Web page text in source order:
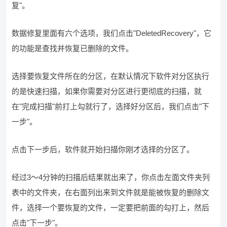
复"。
数据修复里面有六个选项，我们点击"DeletedRecovery"，它
的功能是查找并恢复已删除的文件。
选择要恢复文件所在的分区，在默认情况下软件对分区执行
的是快速扫描，如果你需要对分区进行更彻底的扫描，就
在"完成扫描"前打上勾就行了，选择好分区后，我们点击"下
一步"。
点击下一步后，软件就开始扫描你刚才选择的分区了。
经过3～4分钟的扫描后结果就出来了，你点击左面文件夹列
表中的文件夹，在右面列出来到文件就是能被恢复的删除文
件，选择一个要恢复的文件，一定要把前面的勾打上，然后
点击"下一步"。